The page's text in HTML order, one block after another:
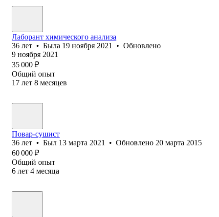
Лаборант химического анализа
36 лет • Была 19 ноября 2021 • Обновлено
9 ноября 2021
35 000 ₽
Общий опыт
17 лет 8 месяцев
Повар-сушист
36 лет • Был 13 марта 2021 • Обновлено 20 марта 2015
60 000 ₽
Общий опыт
6 лет 4 месяца